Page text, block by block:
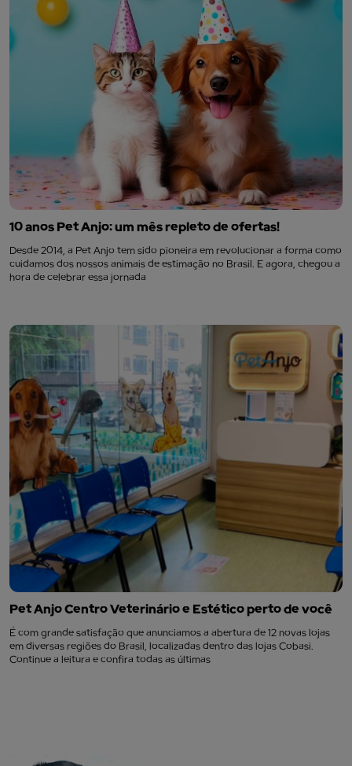
10 anos Pet Anjo: um mês repleto de ofertas!
Desde 2014, a Pet Anjo tem sido pioneira em revolucionar a forma como
cuidamos dos nossos animais de estimação no Brasil. E agora, chegou a
hora de celebrar essa jornada
Pet Anjo Centro Veterinário e Estético perto de você
É com grande satisfação que anunciamos a abertura de 12 novas lojas
em diversas regiões do Brasil, localizadas dentro das lojas Cobasi.
Continue a leitura e confira todas as últimas